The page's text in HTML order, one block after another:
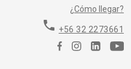
¿Cómo llegar?
phone +56 32 2273661